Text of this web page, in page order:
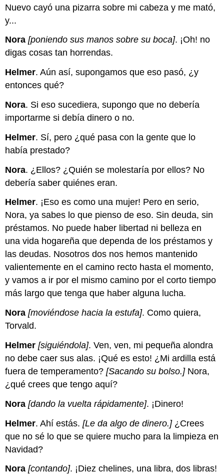
Nuevo cayó una pizarra sobre mi cabeza y me mató,
y...
Nora [poniendo sus manos sobre su boca]. ¡Oh! no
digas cosas tan horrendas.
Helmer. Aún así, supongamos que eso pasó, ¿y
entonces qué?
Nora. Si eso sucediera, supongo que no debería
importarme si debía dinero o no.
Helmer. Sí, pero ¿qué pasa con la gente que lo
había prestado?
Nora. ¿Ellos? ¿Quién se molestaría por ellos? No
debería saber quiénes eran.
Helmer. ¡Eso es como una mujer! Pero en serio,
Nora, ya sabes lo que pienso de eso. Sin deuda, sin
préstamos. No puede haber libertad ni belleza en
una vida hogareña que dependa de los préstamos y
las deudas. Nosotros dos nos hemos mantenido
valientemente en el camino recto hasta el momento,
y vamos a ir por el mismo camino por el corto tiempo
más largo que tenga que haber alguna lucha.
Nora [moviéndose hacia la estufa]. Como quiera,
Torvald.
Helmer [siguiéndola]. Ven, ven, mi pequeña alondra
no debe caer sus alas. ¡Qué es esto! ¿Mi ardilla está
fuera de temperamento?[Sacando su bolso.] Nora,
¿qué crees que tengo aquí?
Nora [dando la vuelta rápidamente]. ¡Dinero!
Helmer. Ahí estás.[Le da algo de dinero.] ¿Crees
que no sé lo que se quiere mucho para la limpieza en
Navidad?
Nora [contando]. ¡Diez chelines, una libra, dos libras!